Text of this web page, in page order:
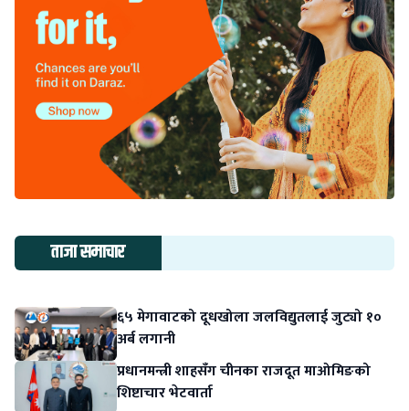
ताजा समाचार
६५ मेगावाटको दूधखोला जलविद्युतलाई जुट्यो १०
अर्ब लगानी
प्रधानमन्त्री शाहसँग चीनका राजदूत माओमिङको
शिष्टाचार भेटवार्ता